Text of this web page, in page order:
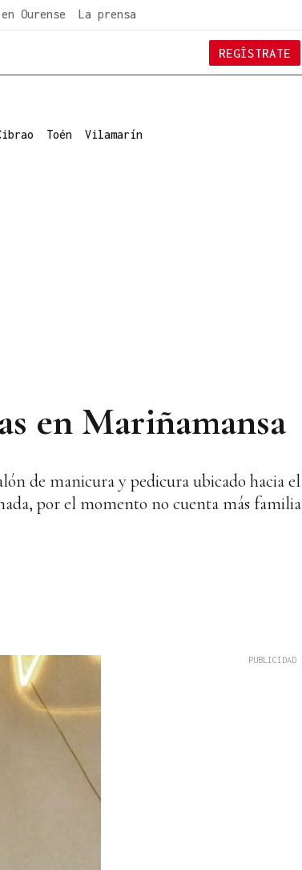
Ourense La prensa
REGÍSTRATE
Toén Vilamarín
en Mariñamansa
de manicura y pedicura ubicado hacia el
por el momento no cuenta más familia